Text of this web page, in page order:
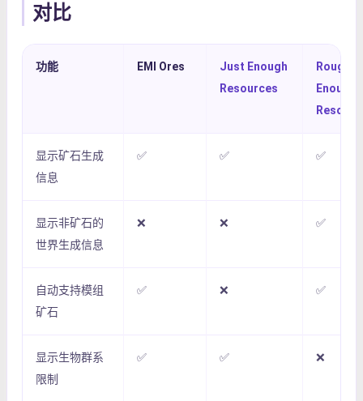
对比
功能 EMI Ores
Just Enough
Resources
Roughly
Enough
显示矿石生成
信息
✅ ✅ ✅
显示非矿石的
世界生成信息
❌ ❌ ✅
自动支持模组
矿石
✅ ❌ ✅
显示生物群系
限制
✅ ✅ ❌